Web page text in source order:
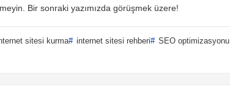
Bir sonraki yazımızda görüşmek üzere!
sitesi kurma internet sitesi rehberi
SEO optimizasyonu